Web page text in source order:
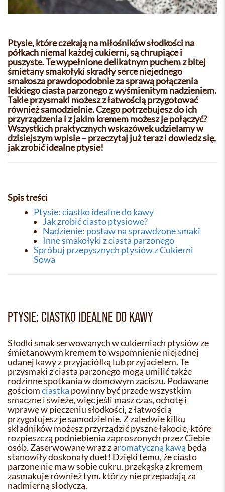
Ptysie, które czekają na miłośników słodkości na
półkach niemal każdej cukierni, są chrupiące i
puszyste. Te wypełnione delikatnym puchem z bitej
śmietany smakołyki skradły serce niejednego
smakosza prawdopodobnie za sprawą połączenia
lekkiego ciasta parzonego z wyśmienitym nadzieniem.
Takie przysmaki możesz z łatwością przygotować
również samodzielnie. Czego potrzebujesz do ich
przyrządzenia i z jakim kremem możesz je połączyć?
Wszystkich praktycznych wskazówek udzielamy w
dzisiejszym wpisie – przeczytaj już teraz i dowiedz się,
jak zrobić idealne ptysie!
Spis treści
Ptysie: ciastko idealne do kawy
Jak zrobić ciasto ptysiowe?
Nadzienie: postaw na sprawdzone smaki
Inne smakołyki z ciasta parzonego
Spróbuj przepysznych ptysiów z Cukierni
Sowa
PTYSIE: CIASTKO IDEALNE DO KAWY
Słodki smak serwowanych w cukierniach ptysiów ze
śmietanowym kremem to wspomnienie niejednej
udanej kawy z przyjaciółką lub przyjacielem. Te
przysmaki z ciasta parzonego mogą umilić także
rodzinne spotkania w domowym zaciszu. Podawane
gościomciastka powinny być przede wszystkim
smaczne i świeże, więc jeśli masz czas, ochotę i
wprawę w pieczeniu słodkości, z łatwością
przygotujesz je samodzielnie. Z zaledwie kilku
składników możesz przyrządzić pyszne łakocie, które
rozpieszczą podniebienia zaproszonych przez Ciebie
osób. Zaserwowane wraz z aromatyczną kawą będą
stanowiły doskonały duet! Dzięki temu, że ciasto
parzone nie ma w sobie cukru, przekąska z kremem
zasmakuje również tym, którzy nie przepadają za
nadmierną słodyczą.